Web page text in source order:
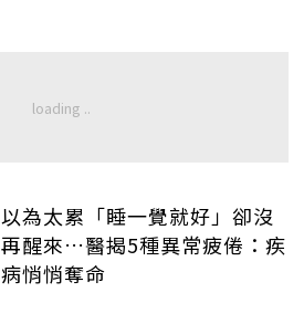
以為太累「睡一覺就好」卻沒
再醒來…醫揭5種異常疲倦：疾
病悄悄奪命